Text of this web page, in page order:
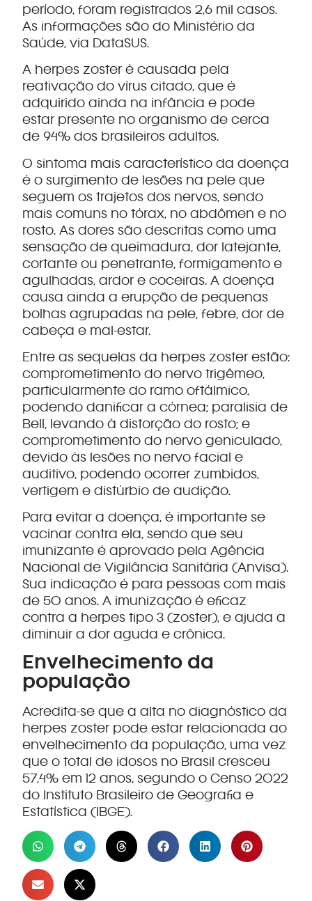
período, foram registrados 2,6 mil casos.
As informações são do Ministério da
Saúde, via DataSUS.
A herpes zoster é causada pela
reativação do vírus citado, que é
adquirido ainda na infância e pode
estar presente no organismo de cerca
de 94% dos brasileiros adultos.
O sintoma mais característico da doença
é o surgimento de lesões na pele que
seguem os trajetos dos nervos, sendo
mais comuns no tórax, no abdômen e no
rosto. As dores são descritas como uma
sensação de queimadura, dor latejante,
cortante ou penetrante, formigamento e
agulhadas, ardor e coceiras. A doença
causa ainda a erupção de pequenas
bolhas agrupadas na pele, febre, dor de
cabeça e mal-estar.
Entre as sequelas da herpes zoster estão:
comprometimento do nervo trigêmeo,
particularmente do ramo oftálmico,
podendo danificar a córnea; paralisia de
Bell, levando à distorção do rosto; e
comprometimento do nervo geniculado,
devido às lesões no nervo facial e
auditivo, podendo ocorrer zumbidos,
vertigem e distúrbio de audição.
Para evitar a doença, é importante se
vacinar contra ela, sendo que seu
imunizante é aprovado pela Agência
Nacional de Vigilância Sanitária (Anvisa).
Sua indicação é para pessoas com mais
de 50 anos. A imunização é eficaz
contra a herpes tipo 3 (zoster), e ajuda a
diminuir a dor aguda e crônica.
Envelhecimento da
população
Acredita-se que a alta no diagnóstico da
herpes zoster pode estar relacionada ao
envelhecimento da população, uma vez
que o total de idosos no Brasil cresceu
57,4% em 12 anos, segundo o Censo 2022
do Instituto Brasileiro de Geografia e
Estatística (IBGE).